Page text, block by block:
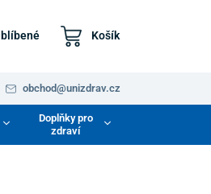
Košík
obchod@unizdrav.cz
Doplňky pro
zdraví